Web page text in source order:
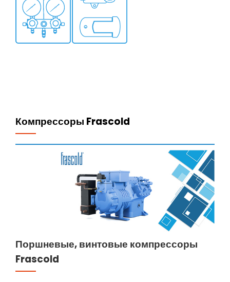
Компрессоры Frascold
Поршневые, винтовые компрессоры
Frascold